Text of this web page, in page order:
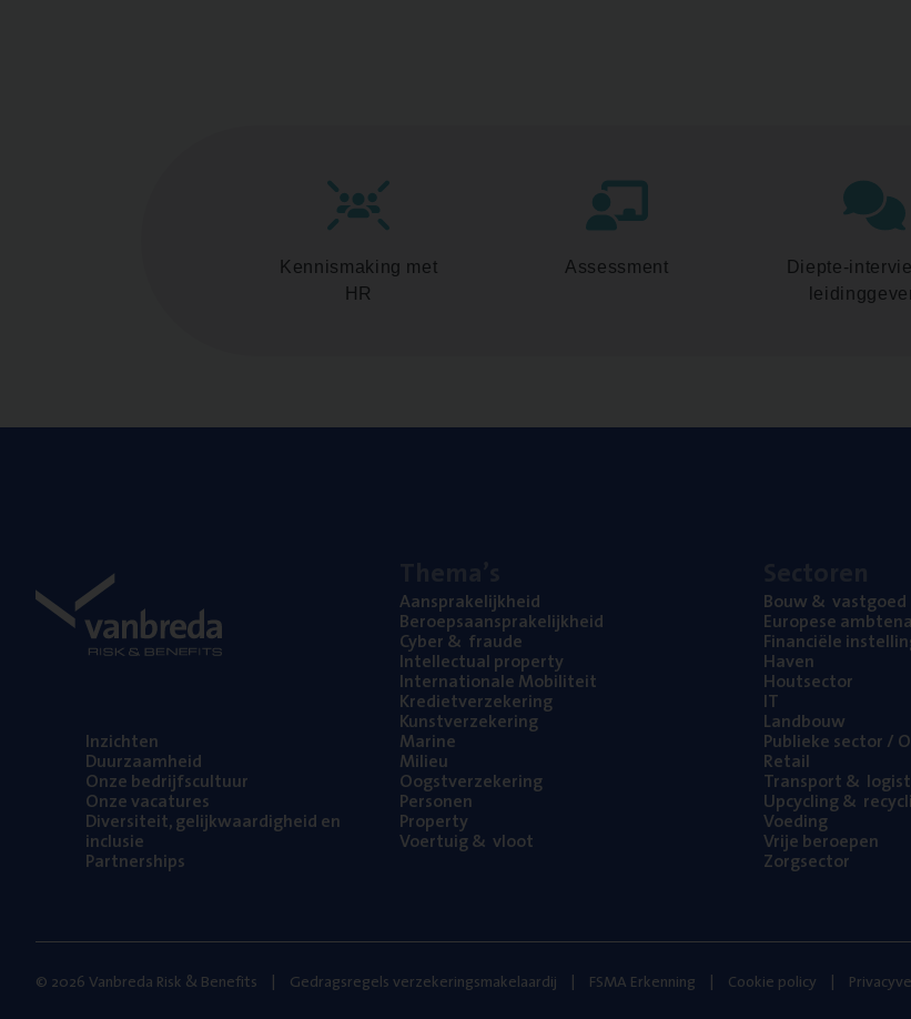
Kennismaking met
HR
Assessment
Diepte-
Inzich­ten
Duur­zaam­heid
Onze bedrijfs­cul­tuur
Onze vaca­tu­res
Diver­si­teit, gelijk­waar­dig­heid en
inclusie
Part­ner­ships
Aan­spra­ke­lijk­heid
Beroeps­aan­spra­ke­lijk­heid
Cyber& fraude
Intel­lec­tu­al property
Inter­na­ti­o­na­le Mobiliteit
Kre­diet­ver­ze­ke­ring
Kunst­ver­ze­ke­ring
Mari­ne
Mili­eu
Oogst­ver­ze­ke­ring
Per­so­nen
Pro­per­ty
Voer­tuig& vloot
Bouw& vastgoed
Euro­pe­se
Finan­ci­ë­le
Haven
Hout­sec­tor
IT
Land­bouw
Publie­ke sec­tor /
Retail
Trans­port&
Upcy­cling&
Voe­ding
Vrije beroe­pen
Zorg­sec­tor
© 2026 Vanbreda Risk & Benefits Gedragsregels verzekeringsmakelaardij FSMA Erkenning Cookie policy